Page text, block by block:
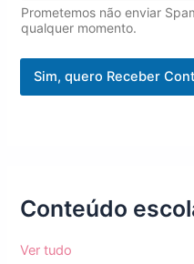
*
*
Prometemos não enviar
qualquer momento.
Sim, quero Receber
Conteúdo
Ver tudo